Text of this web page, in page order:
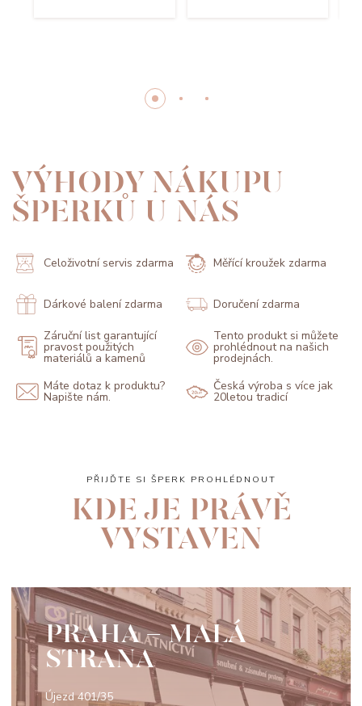
VÝHODY NÁKUPU
ŠPERKŮ U NÁS
Celoživotní servis zdarma Měřící kroužek zdarma
Dárkové balení zdarma Doručení zdarma
Záruční list garantující
pravost použitých
materiálů a kamenů
Tento produkt si můžete
prohlédnout na našich
prodejnách.
Máte dotaz k produktu?
Napište nám.
Česká výroba s více jak
20letou tradicí
PŘIJĎTE SI ŠPERK PROHLÉDNOUT
KDE JE PRÁVĚ
VYSTAVEN
PRAHA - MALÁ
STRANA
Újezd 401/35